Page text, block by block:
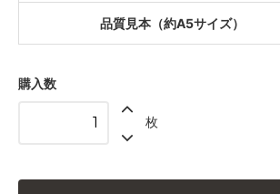
品質見本（約A5サイズ）
購入数
枚